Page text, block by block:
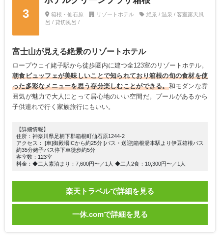
3 箱根・仙石原 リゾートホテル
絶景 / 温泉 / 客室露天風
呂 / 貸切風呂 /
富士山が見える絶景のリゾートホテル
ロープウェイ姥子駅から徒歩圏内に建つ全123室のリゾートホテル。
朝食ビュッフェが美味しいことで知られており箱根の旬の食材を使
った多彩なメニューを思う存分楽しむことができる。和モダンな雰
囲気が魅力で大人にとって居心地のいい空間だ。プールがあるから
子供連れで行く家族旅行にもいい。
【詳細情報】
住所：神奈川県足柄下郡箱根町仙石原1244-2
アクセス： [車]御殿場ICから約25分 [バス・送迎]箱根湯本駅より伊豆箱根バス
約35分姥子バス停下車徒歩約5分
客室数：123室
料金：◆二人素泊まり：7,600円〜／1人 ◆二人2食：10,300円〜／1人
楽天トラベルで詳細を見る
一休.comで詳細を見る